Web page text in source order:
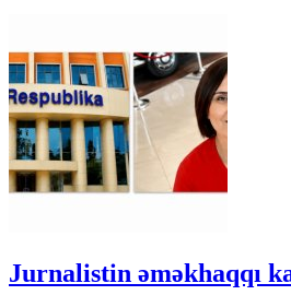
Jurnalistin əməkhaqqı